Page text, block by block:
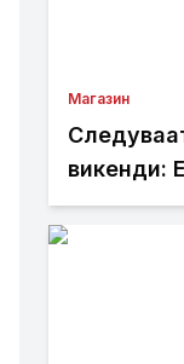
Магазин
викенди:
следните